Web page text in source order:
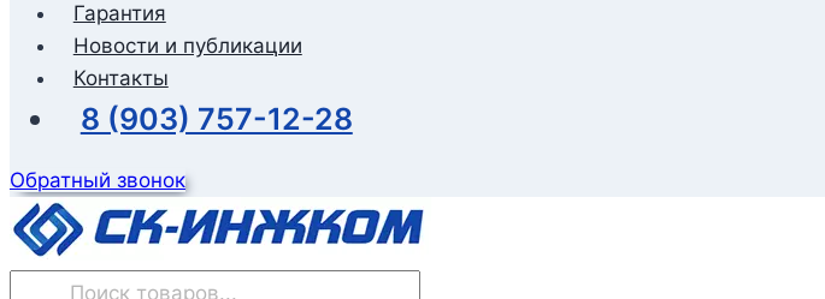
Гарантия
Новости и публикации
Контакты
8 (903) 757-12-28
Обратный звонок